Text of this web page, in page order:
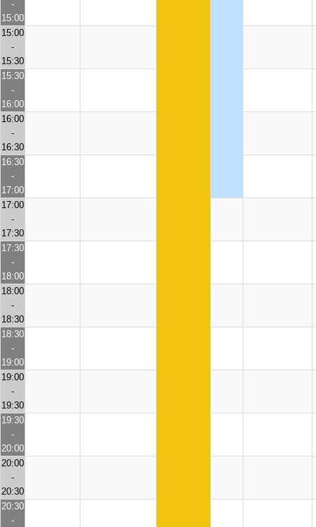
-
15:00
15:00
-
15:30
15:30
-
16:00
16:00
-
16:30
16:30
-
17:00
17:00
-
17:30
17:30
-
18:00
18:00
-
18:30
18:30
-
19:00
19:00
-
19:30
19:30
-
20:00
20:00
-
20:30
20:30
-